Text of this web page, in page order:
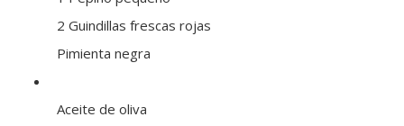
2 Guindillas frescas rojas
Pimienta negra
Aceite de oliva